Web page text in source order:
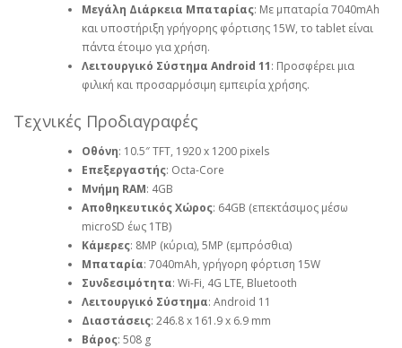
Μεγάλη Διάρκεια Μπαταρίας: Με μπαταρία 7040mAh
και υποστήριξη γρήγορης φόρτισης 15W, το tablet είναι
πάντα έτοιμο για χρήση.
Λειτουργικό Σύστημα Android 11: Προσφέρει μια
φιλική και προσαρμόσιμη εμπειρία χρήσης.
Τεχνικές Προδιαγραφές
Οθόνη: 10.5″ TFT, 1920 x 1200 pixels
Επεξεργαστής: Octa-Core
Μνήμη RAM: 4GB
Αποθηκευτικός Χώρος: 64GB (επεκτάσιμος μέσω
microSD έως 1TB)
Κάμερες: 8MP (κύρια), 5MP (εμπρόσθια)
Μπαταρία: 7040mAh, γρήγορη φόρτιση 15W
Συνδεσιμότητα: Wi-Fi, 4G LTE, Bluetooth
Λειτουργικό Σύστημα: Android 11
Διαστάσεις: 246.8 x 161.9 x 6.9 mm
Βάρος: 508 g